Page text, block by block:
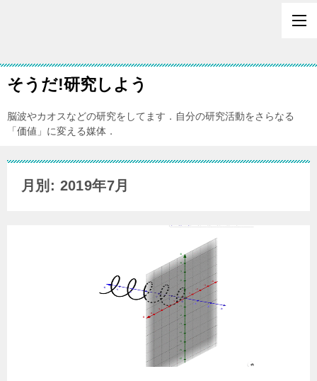
そうだ!研究しよう
脳波やカオスなどの研究をしてます．自分の研究活動をさらなる
「価値」に変える媒体．
月別: 2019年7月